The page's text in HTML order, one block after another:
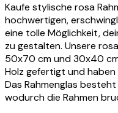
Kaufe stylische rosa
hochwertigen,
eine tolle Möglichkeit,
zu gestalten. Unsere
50x70 cm und 30x40
Holz gefertigt und haben
Das Rahmenglas
wodurch die Rahmen